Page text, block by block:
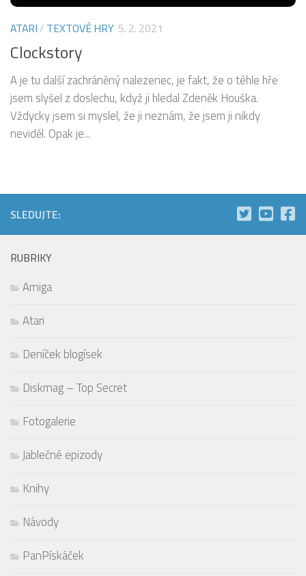
ATARI / TEXTOVÉ HRY 5. 2. 2021
Clockstory
A je tu další zachráněný nalezenec, je fakt, že o téhle hře
jsem slyšel z doslechu, když ji hledal Zdeněk Houška.
Vždycky jsem si myslel, že ji neznám, že jsem ji nikdy
neviděl. Opak je...
SLEDUJTE:
RUBRIKY
Amiga
Atari
Deníček blogísek
Diskmag – Top Secret
Fotogalerie
Jablečné epizody
Knihy
Návody
PanPískáček